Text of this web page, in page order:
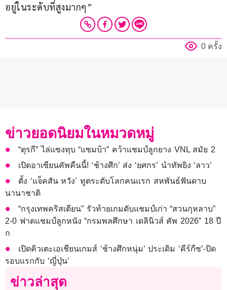
อยู่ในระดับที่สูงมากๆ”
0 ครั้ง
ข่าวยอดนิยมในหมวดหมู่
“ตุรกี” ไล่แซงทุบ “แซมบ้า” คว้าแชมป์ลูกยาง VNL สมัย 2
เปิดอาเซียนคัพคืนนี้! ‘ช้างศึก’ ส่ง ‘ยศกร’ นำทัพยิง ‘ลาว’
ตั้ง ‘แจ็คสัน หวัง’ ทูตระดับโลกคนแรก สหพันธ์ฟันดาบ
นานาชาติ
“กรุงเทพคริสเตียน” รัวท้ายเกมดับแชมป์เก่า “สวนกุหลาบ”
2-0 ฟาดแชมป์ลูกหนัง “กรมพลศึกษา เดลินิวส์ คัพ 2026” 18 ปี
ก
เปิดคิวเตะเอเชียนเกมส์ ‘ช้างศึกหนุ่ม’ ประเดิม ‘คีร์กีซ’-ปิด
รอบแรกกับ ‘ญี่ปุ่น’
ข่าวล่าสุด